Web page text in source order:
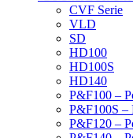
CVF Serie
VLD
SD
HD100
HD100S
HD140
P&F100 –
P&F100S –
P&F120 –